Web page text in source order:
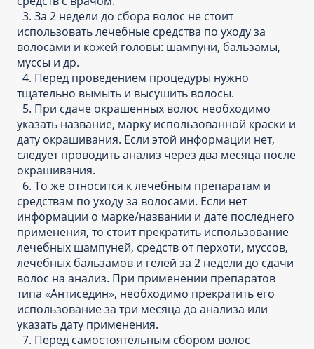
3. За 2 недели до сбора волос не стоит
использовать лечебные средства по уходу за
волосами и кожей головы: шампуни, бальзамы,
муссы и др.
4. Перед проведением процедуры нужно
тщательно вымыть и высушить волосы.
5. При сдаче окрашенных волос необходимо
указать название, марку использованной краски и
дату окрашивания. Если этой информации нет,
следует проводить анализ через два месяца после
окрашивания.
6. То же относится к лечебным препаратам и
средствам по уходу за волосами. Если нет
информации о марке/названии и дате последнего
применения, то стоит прекратить использование
лечебных шампуней, средств от перхоти, муссов,
лечебных бальзамов и гелей за 2 недели до сдачи
волос на анализ. При применении препаратов
типа «Антиседин», необходимо прекратить его
использование за три месяца до анализа или
указать дату применения.
7. Перед самостоятельным сбором волос